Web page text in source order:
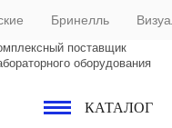
Бринелль
поставщик
оборудования
КАТАЛОГ